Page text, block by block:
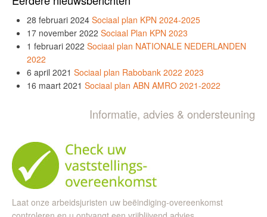
28 februari 2024 Sociaal plan KPN 2024-2025
17 november 2022 Sociaal Plan KPN 2023
1 februari 2022 Sociaal plan NATIONALE NEDERLANDEN
2022
6 april 2021 Sociaal plan Rabobank 2022 2023
16 maart 2021 Sociaal plan ABN AMRO 2021-2022
Informatie, advies & ondersteuning
Laat onze arbeidsjuristen uw beëindiging-overeenkomst